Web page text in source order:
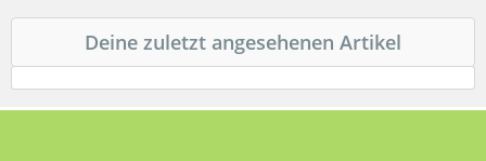
Deine zuletzt angesehenen Artikel